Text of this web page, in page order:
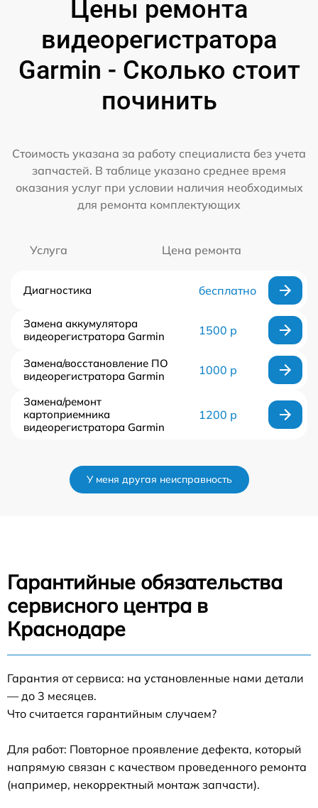
Цены ремонта
видеорегистратора
Garmin - Сколько стоит
починить
Стоимость указана за работу специалиста без учета
запчастей. В таблице указано среднее время
оказания услуг при условии наличия необходимых
для ремонта комплектующих
Услуга Цена ремонта
Диагностика бесплатно
Замена аккумулятора
видеорегистратора Garmin
1500 р
Замена/восстановление ПО
видеорегистратора Garmin
1000 р
Замена/ремонт
картоприемника
видеорегистратора Garmin
1200 р
У меня другая неисправность
Гарантийные обязательства
сервисного центра в
Краснодаре
Гарантия от сервиса: на установленные нами детали
— до 3 месяцев.
Что считается гарантийным случаем?
Для работ: Повторное проявление дефекта, который
напрямую связан с качеством проведенного ремонта
(например, некорректный монтаж запчасти).